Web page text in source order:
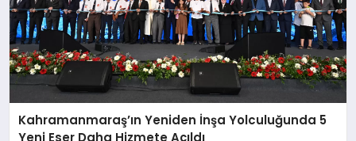
Kahramanmaraş’ın Yeniden İnşa Yolculuğunda 5